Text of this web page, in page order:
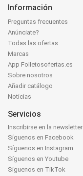
Información
Preguntas frecuentes
Anúnciate?
Todas las ofertas
Marcas
App Folletosofertas.es
Sobre nosotros
Añadir catálogo
Noticias
Servicios
Inscribirse en la newsletter
Síguenos en Facebook
Síguenos en Instagram
Síguenos en Youtube
Síguenos en TikTok